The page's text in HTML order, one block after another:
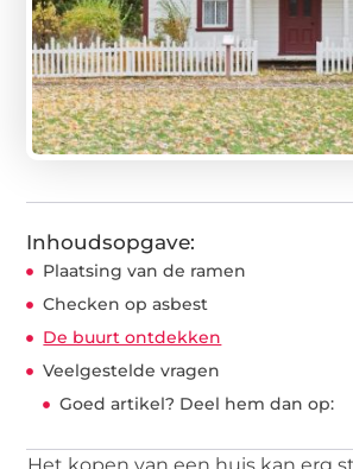
Inhoudsopgave:
Plaatsing van de ramen
Checken op asbest
De buurt ontdekken
Veelgestelde vragen
Goed artikel? Deel hem dan op: